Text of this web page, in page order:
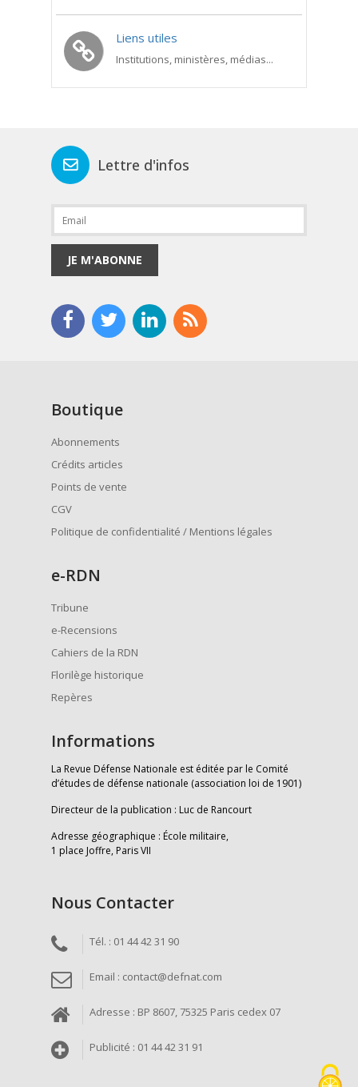
Liens utiles
Institutions, ministères, médias...
Lettre d'infos
JE M'ABONNE
Boutique
Abonnements
Crédits articles
Points de vente
CGV
Politique de confidentialité / Mentions légales
e-RDN
Tribune
e-Recensions
Cahiers de la RDN
Florilège historique
Repères
Informations
La Revue Défense Nationale est éditée par le Comité
d’études de défense nationale (association loi de 1901)
Directeur de la publication : Luc de Rancourt
Adresse géographique : École militaire,
1 place Joffre, Paris VII
Nous Contacter
Tél. : 01 44 42 31 90
Email : contact@defnat.com
Adresse : BP 8607, 75325 Paris cedex 07
Publicité : 01 44 42 31 91